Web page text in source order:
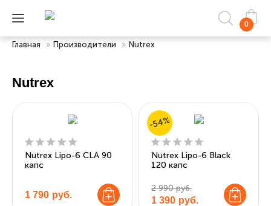
0
Главная » Производители » Nutrex
Nutrex
Nutrex Lipo-6 CLA 90
капс
1 790 руб.
Nutrex Lipo-6 Black
120 капс
2 990 руб.
1 390 руб.
-54%